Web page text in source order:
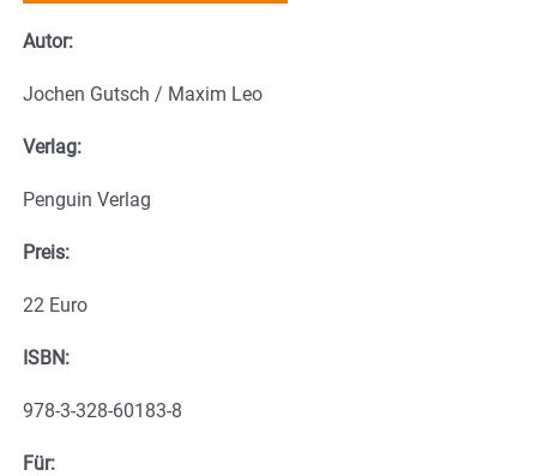
Autor:
Jochen Gutsch / Maxim Leo
Verlag:
Penguin Verlag
Preis:
22 Euro
ISBN:
978-3-328-60183-8
Für: